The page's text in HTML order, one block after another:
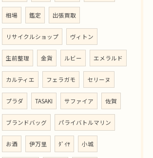
相場 鑑定 出張買取
リサイクルショップ ヴィトン
生前整理 金貨 ルビー エメラルド
カルティエ フェラガモ セリーヌ
プラダ TASAKI サファイア 佐賀
ブランドバッグ パライバトルマリン
お酒 伊万里 ﾀﾞｲﾔ 小城